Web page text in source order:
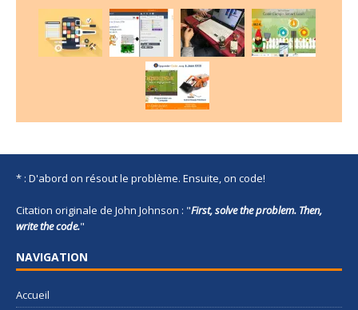
* : D'abord on résout le problème. Ensuite, on code!
Citation originale de John Johnson : "First, solve the problem. Then,
write the code."
NAVIGATION
Accueil